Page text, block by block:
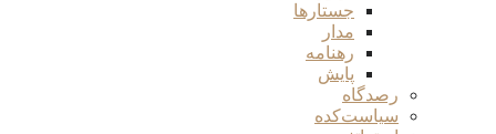
جستارها
مدار
رهنامه
پایش
رصدگاه
سیاست‌کده